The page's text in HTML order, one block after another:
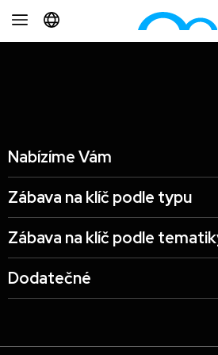
Letecký zážitek – pohyblivý simulátor
Nabízíme Vám
Zábava na klíč podle typu
Zábava na klíč podle
Dodatečné